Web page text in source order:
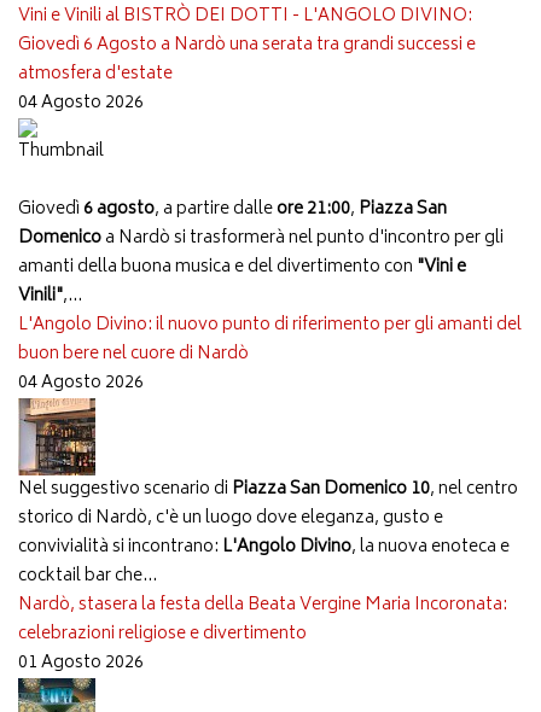
Vini e Vinili al BISTRÒ DEI DOTTI - L'ANGOLO DIVINO:
Giovedì 6 Agosto a Nardò una serata tra grandi successi e
atmosfera d'estate
04 Agosto 2026
Giovedì 6 agosto, a partire dalleore 21:00, Piazza San
Domenicoa Nardò si trasformerà nel punto d'incontro per gli
amanti della buona musica e del divertimento con "Vini e
Vinili",...
L'Angolo Divino: il nuovo punto di riferimento per gli amanti del
buon bere nel cuore di Nardò
04 Agosto 2026
Nel suggestivo scenario di Piazza San Domenico 10, nel centro
storico di Nardò, c'è un luogo dove eleganza, gusto e
convivialità si incontrano: L'Angolo Divino, la nuova enoteca e
cocktail bar che...
Nardò, stasera la festa della Beata Vergine Maria Incoronata:
celebrazioni religiose e divertimento
01 Agosto 2026